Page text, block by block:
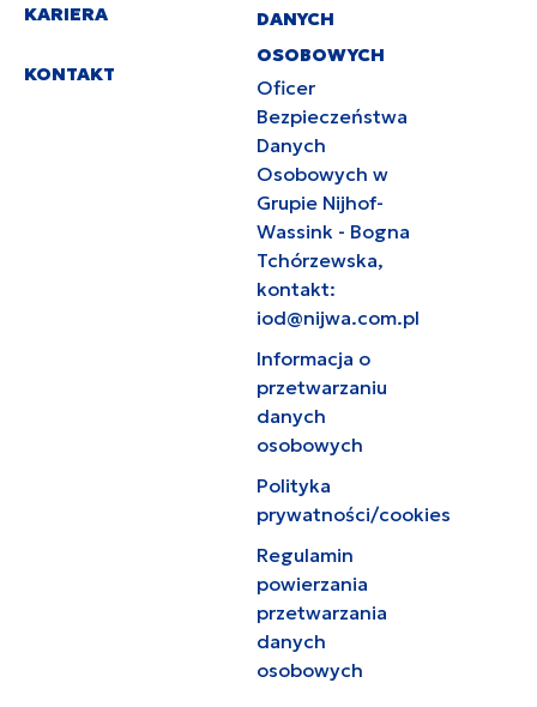
KARIERA
KONTAKT
DANYCH
OSOBOWYCH
Oficer
Bezpieczeństwa
Danych
Osobowych w
Grupie Nijhof-
Wassink - Bogna
Tchórzewska,
kontakt:
iod@nijwa.com.pl
Informacja o
przetwarzaniu
danych
osobowych
Polityka
prywatności/cookies
Regulamin
powierzania
przetwarzania
danych
osobowych